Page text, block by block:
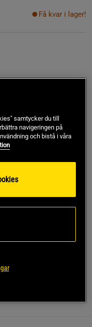
Få kvar i lager!
dagars ångerrätt
med Legacy
samtycker du till
navigeringen på
och bistå i våra